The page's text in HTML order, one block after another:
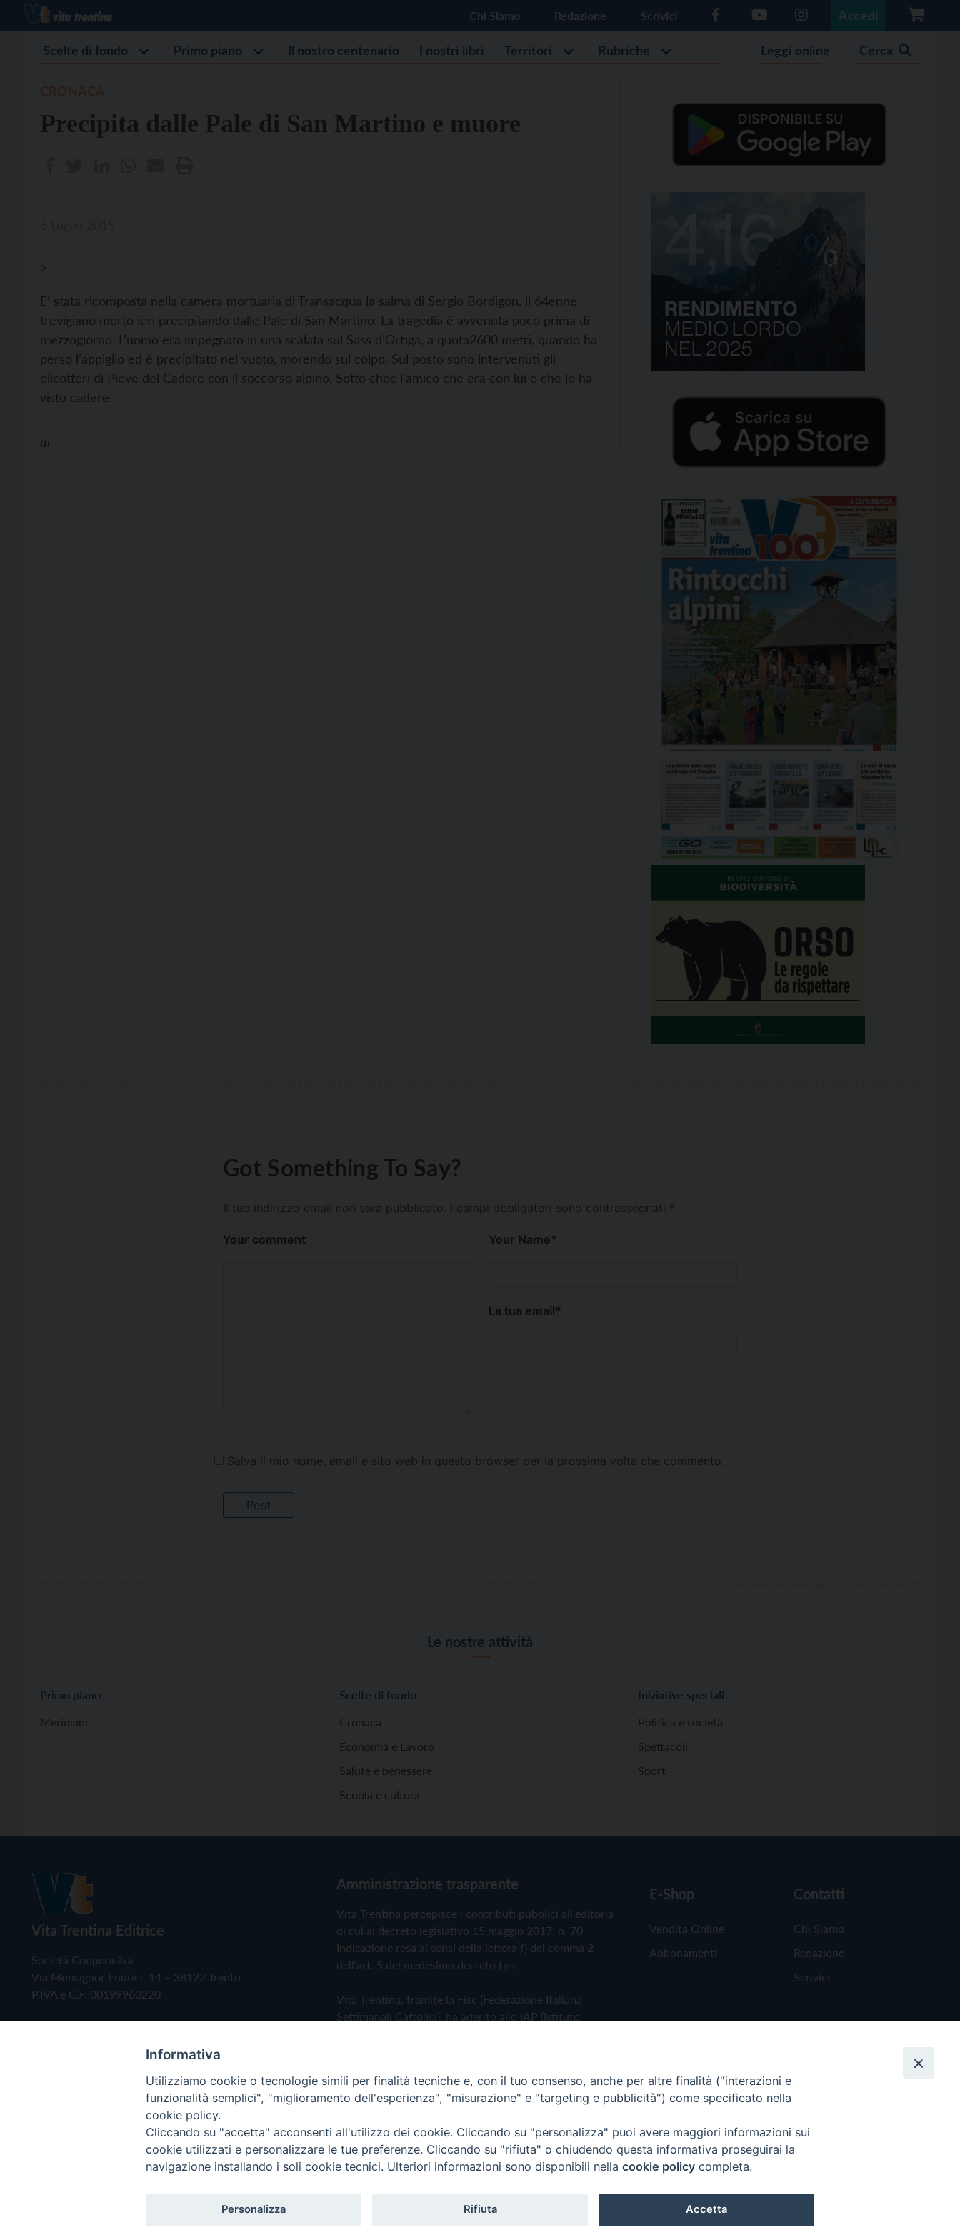
Chi Siamo Redazione Scrivici Accedi
Scelte di fondo Primo piano Il nostro centenario I nostri libri Territori Rubriche Leggi online Cerca
Precipita dalle Pale di San Martino e muore
>
E’ stata ricomposta nella camera mortuaria di Transacqua la salma di Sergio Bordigon, il 64enne
trevigiano morto ieri precipitando dalle Pale di San Martino. La tragedia è avvenuta poco prima di
mezzogiorno. L’uomo era impegnato in una scalata sul Sass d’Ortiga, a quota2600 metri, quando ha
perso l’appiglio ed è precipitato nel vuoto, morendo sul colpo. Sul posto sono intervenuti gli
elicotteri di Pieve del Cadore con il soccorso alpino. Sotto choc l’amico che era con lui e che lo ha
visto cadere.
di
Got Something To Say?
Il tuo indirizzo email non sarà pubblicato. I campi obbligatori sono contrassegnati *
Your comment Your Name*
La tua email*
Salva il mio nome, email e sito web in questo browser per la prossima volta che commento.
Le nostre attività
Primo piano
Meridiani
Scelte di fondo
Cronaca
Economia e Lavoro
Salute e benessere
Scuola e cultura
Iniziative speciali
Politica e società
Spettacoli
Sport
Vita Trentina Editrice
Società Cooperativa
Via Monsignor Endrici, 14 – 38122 Trento
P.IVA e C.F. 00199960220
Amministrazione trasparente
Vita Trentina percepisce i contributi pubblici all'editoria
di cui al decreto legislativo 15 maggio 2017, n. 70.
Indicazione resa ai sensi della lettera f) del comma 2
dell'art. 5 del medesimo decreto Lgs.
Vita Trentina, tramite la Fisc (Federazione Italiana
Settimanali Cattolici), ha aderito allo IAP (Istituto
Privacy Policy Cookie Policy
E-Shop
Vendita Online
Abbonamenti
Contatti
Chi Siamo
Redazione
Scrivici
Copyright © 2019 - Tutti i diritti riservati - Vita Trentina Editrice
Informativa
Utilizziamo cookie o tecnologie simili per finalità tecniche e, con il tuo consenso, anche per altre finalità ("interazioni e
funzionalità semplici", "miglioramento dell'esperienza", "misurazione" e "targeting e pubblicità") come specificato nella
cookie policy.
Cliccando su "accetta" acconsenti all'utilizzo dei cookie. Cliccando su "personalizza" puoi avere maggiori informazioni sui
cookie utilizzati e personalizzare le tue preferenze. Cliccando su "rifiuta" o chiudendo questa informativa proseguirai la
navigazione installando i soli cookie tecnici. Ulteriori informazioni sono disponibili nella cookie policy completa.
Personalizza Rifiuta Accetta